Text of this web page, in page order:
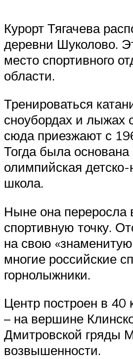
Курорт Тягачева
деревни Шуколово.
место спортивного
области.
Тренироваться
сноубордах и лыжах
сюда приезжают с
Тогда была основана
олимпийская
школа.
Ныне она переросла
спортивную точку.
на свою
многие российские
горнолыжники.
Центр построен в 40
– на вершине
Дмитровской гряды
возвышенности.